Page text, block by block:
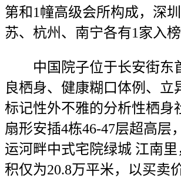
第和1幢高级会所构成，深
苏、杭州、南宁各有1家入榜
中国院子位于长安街东
良栖身、健康糊口体例、立
标记性外不雅的分析性栖身
扇形安插4栋46-47层超高层
运河畔中式宅院绿城 江南
积仅为20.8万平米，以买卖